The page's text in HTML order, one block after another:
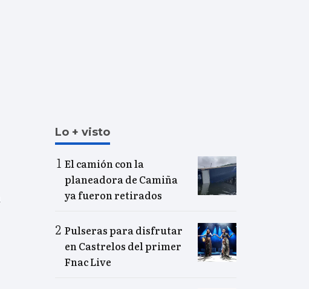
Lo + visto
El camión con la
planeadora de Camiña
ya fueron retirados
Pulseras para disfrutar
en Castrelos del primer
Fnac Live